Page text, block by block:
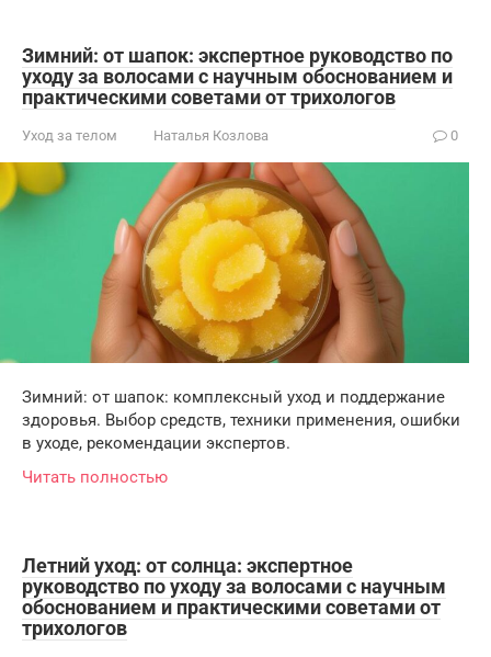
Зимний: от шапок: экспертное руководство по
уходу за волосами с научным обоснованием и
практическими советами от трихологов
Уход за телом Наталья Козлова 0
Зимний: от шапок: комплексный уход и поддержание
здоровья. Выбор средств, техники применения, ошибки
в уходе, рекомендации экспертов.
Читать полностью
Летний уход: от солнца: экспертное
руководство по уходу за волосами с научным
обоснованием и практическими советами от
трихологов